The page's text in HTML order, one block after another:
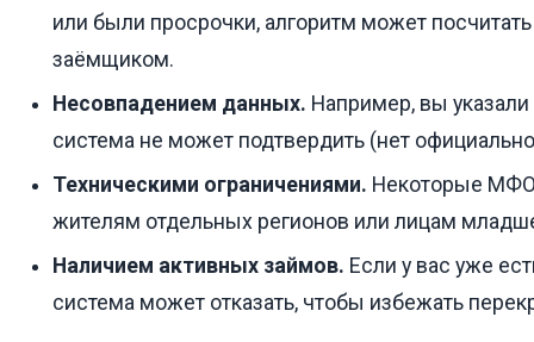
или были просрочки, алгоритм может
заёмщиком.
Несовпадением данных. Например, вы
система не может подтвердить (нет
Техническими ограничениями. Некоторые
жителям отдельных регионов или лицам
Наличием активных займов. Если у вас уже
система может отказать, чтобы избежать